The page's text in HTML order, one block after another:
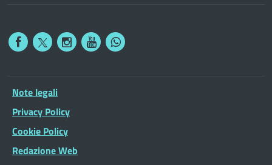
Note legali
Privacy Policy
Cookie Policy
Redazione Web